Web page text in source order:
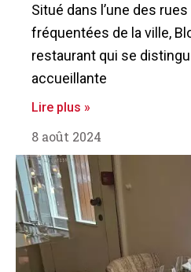
Situé dans l’une des
fréquentées de la ville,
restaurant qui se
accueillante
Lire plus »
8 août 2024